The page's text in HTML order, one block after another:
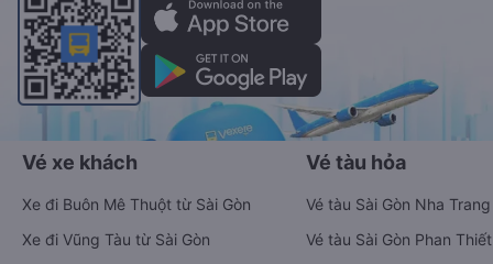
Vé xe khách
Xe đi Buôn Mê Thuột từ Sài Gòn
Xe đi Vũng Tàu từ Sài Gòn
Vé tàu hỏa
Vé tàu Sài Gòn Nha Trang
Vé tàu Sài Gòn Phan Thiết